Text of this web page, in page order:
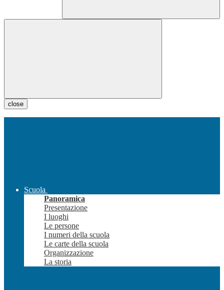
close
Scuola
Panoramica
Presentazione
I luoghi
Le persone
I numeri della scuola
Le carte della scuola
Organizzazione
La storia